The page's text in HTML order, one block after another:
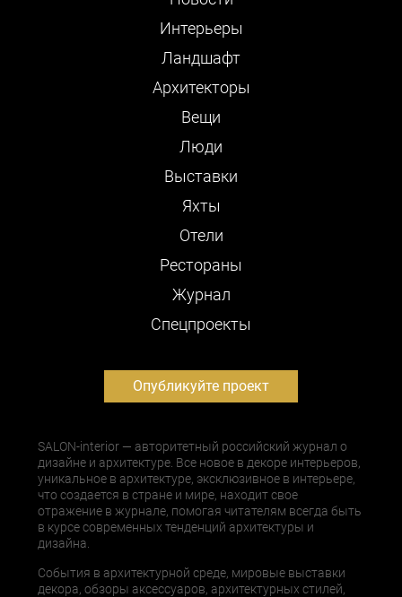
Интерьеры
Ландшафт
Архитекторы
Вещи
Люди
Выставки
Яхты
Отели
Рестораны
Журнал
Cпецпроекты
Опубликуйте проект
SALON-interior — авторитетный российский журнал о
дизайне и архитектуре. Все новое в декоре интерьеров,
уникальное в архитектуре, эксклюзивное в интерьере,
что создается в стране и мире, находит свое
отражение в журнале, помогая читателям всегда быть
в курсе современных тенденций архитектуры и
дизайна.
События в архитектурной среде, мировые выставки
декора, обзоры аксессуаров, архитектурных стилей,